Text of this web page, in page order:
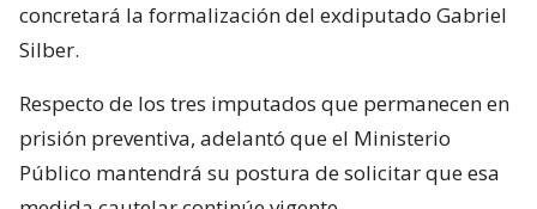
concretará la formalización del exdiputado Gabriel
Silber.
Respecto de los tres imputados que permanecen en
prisión preventiva, adelantó que el Ministerio
Público mantendrá su postura de solicitar que esa